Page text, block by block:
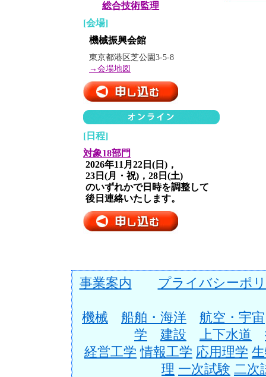
総合技術監理
[会場]
機械振興会館
東京都港区芝公園3-5-8
→会場地図
[日程]
対象18部門
2026年11月22日(日)，
23日(月・祝)，28日(土)
のいずれかで日時を調整して
後日連絡いたします。
事業案内 プライバシーポ
機械 船舶・海洋
航空・宇宙
学
建設 上下水道
経営工学 情報工学 応用理学
理 一次試験 二次